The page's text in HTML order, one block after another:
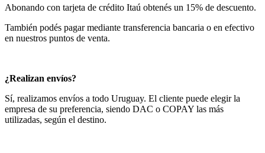
Abonando con tarjeta de crédito Itaú obtenés un 15% de descuento.
También podés pagar mediante transferencia bancaria o en efectivo
en nuestros puntos de venta.
¿Realizan envíos?
Sí, realizamos envíos a todo Uruguay. El cliente puede elegir la
empresa de su preferencia, siendo DAC o COPAY las más
utilizadas, según el destino.